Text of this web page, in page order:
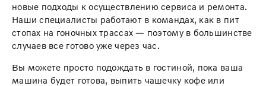
новые подходы к осуществлению сервиса и ремонта.
Наши специалисты работают в командах, как в пит
стопах на гоночных трассах — поэтому в большинстве
случаев все готово уже через час.
Вы можете просто подождать в гостиной, пока ваша
машина будет готова, выпить чашечку кофе или